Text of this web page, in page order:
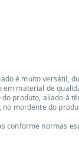
é muito versátil,
em material de
produto, aliado à
mordente do
conforme normas